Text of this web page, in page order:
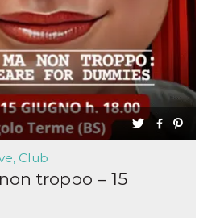
Club
troppo – 15